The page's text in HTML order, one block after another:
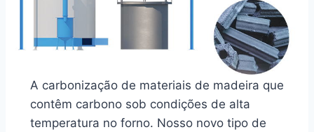
A carbonização de materiais de madeira que
contêm carbono sob condições de alta
temperatura no forno. Nosso novo tipo de